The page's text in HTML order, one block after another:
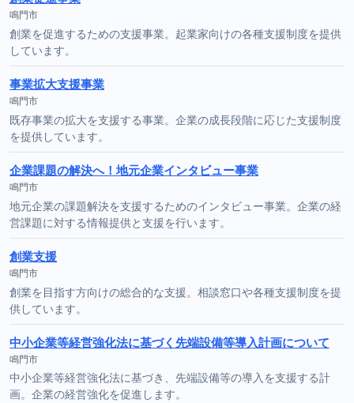
鳴門市
創業を促進するための支援事業。起業家向けの各種支援制度を提供
しています。
事業拡大支援事業
鳴門市
既存事業の拡大を支援する事業。企業の成長段階に応じた支援制度
を提供しています。
企業課題の解決へ！地元企業インタビュー事業
鳴門市
地元企業の課題解決を支援するためのインタビュー事業。企業の経
営課題に対する情報提供と支援を行います。
創業支援
鳴門市
創業を目指す方向けの総合的な支援。相談窓口や各種支援制度を提
供しています。
中小企業等経営強化法に基づく先端設備等導入計画について
鳴門市
中小企業等経営強化法に基づき、先端設備等の導入を支援する計
画。企業の経営強化を促進します。